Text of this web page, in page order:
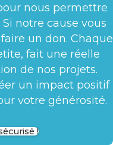
nous permettre
notre cause vous
un don. Chaque
fait une réelle
de nos projets.
un impact positif
votre générosité.
!